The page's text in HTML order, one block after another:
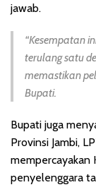
jawab.
“Kesempatan
terulang satu
memastikan
Bupati.
Bupati juga
Provinsi Jambi,
mempercayakan
penyelenggara